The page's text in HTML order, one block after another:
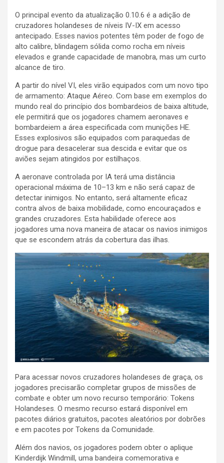
O principal evento da atualização 0.10.6 é a adição de
cruzadores holandeses de níveis IV-IX em acesso
antecipado. Esses navios potentes têm poder de fogo de
alto calibre, blindagem sólida como rocha em níveis
elevados e grande capacidade de manobra, mas um curto
alcance de tiro.
A partir do nível VI, eles virão equipados com um novo tipo
de armamento: Ataque Aéreo. Com base em exemplos do
mundo real do princípio dos bombardeios de baixa altitude,
ele permitirá que os jogadores chamem aeronaves e
bombardeiem a área especificada com munições HE.
Esses explosivos são equipados com paraquedas de
drogue para desacelerar sua descida e evitar que os
aviões sejam atingidos por estilhaços.
A aeronave controlada por IA terá uma distância
operacional máxima de 10–13 km e não será capaz de
detectar inimigos. No entanto, será altamente eficaz
contra alvos de baixa mobilidade, como encouraçados e
grandes cruzadores. Esta habilidade oferece aos
jogadores uma nova maneira de atacar os navios inimigos
que se escondem atrás da cobertura das ilhas.
Para acessar novos cruzadores holandeses de graça, os
jogadores precisarão completar grupos de missões de
combate e obter um novo recurso temporário: Tokens
Holandeses. O mesmo recurso estará disponível em
pacotes diários gratuitos, pacotes aleatórios por dobrões
e em pacotes por Tokens da Comunidade.
Além dos navios, os jogadores podem obter o aplique
Kinderdijk Windmill, uma bandeira comemorativa e